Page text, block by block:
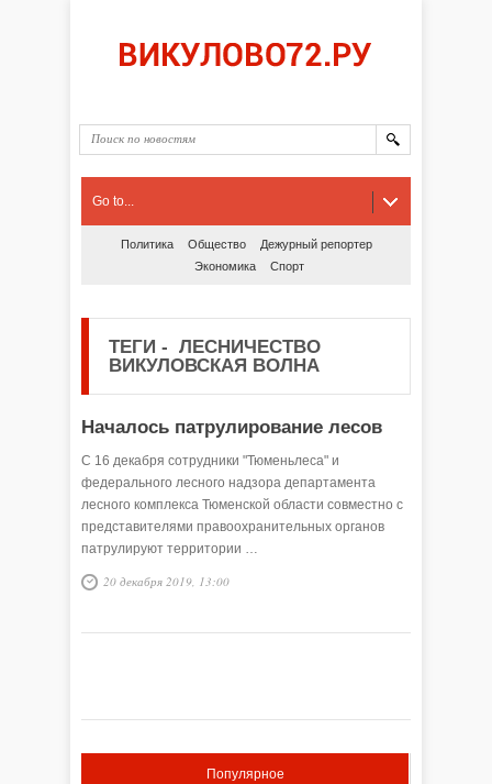
Go to...
Политика Общество
Дежурный репортер
Экономика
Спорт
ТЕГИ - ЛЕСНИЧЕСТВО
ВИКУЛОВСКАЯ ВОЛНА
Началось патрулирование лесов
С 16 декабря сотрудники "Тюменьлеса" и
федерального лесного надзора департамента
лесного комплекса Тюменской области совместно с
представителями правоохранительных органов
патрулируют территории …
20 декабря 2019, 13:00
Популярное